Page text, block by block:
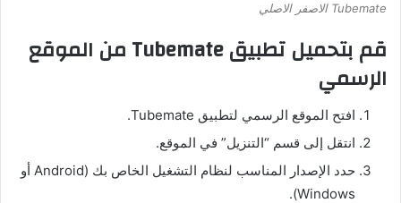
Tubemate الاصفر الاصلي
قم بتحميل تطبيق Tubemate من الموقع
الرسمي
افتح الموقع الرسمي لتطبيق Tubemate.
انتقل إلى قسم “التنزيل” في الموقع.
حدد الإصدار المناسب لنظام التشغيل الخاص بك (Android أو
Windows).